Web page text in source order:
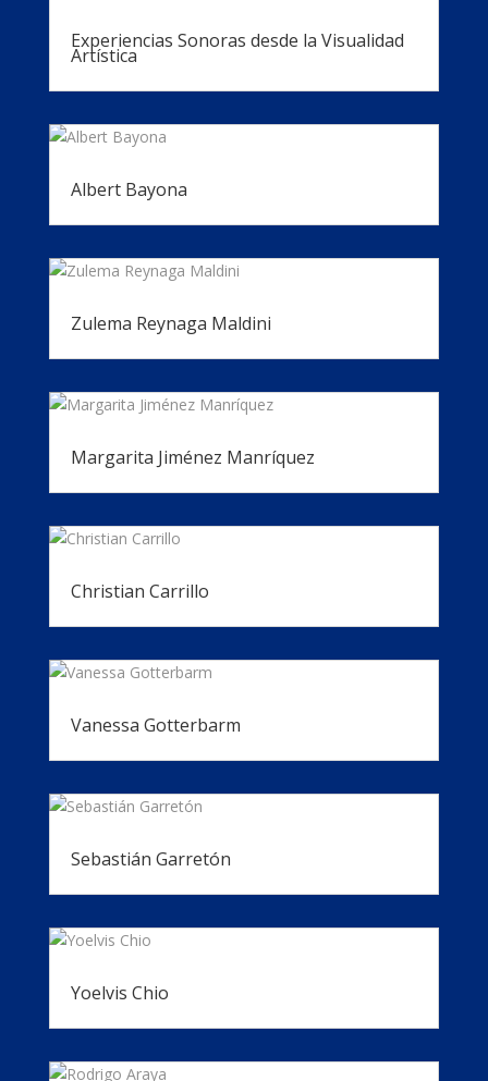
Experiencias Sonoras desde la Visualidad
Artística
Albert Bayona
Zulema Reynaga Maldini
Margarita Jiménez Manríquez
Christian Carrillo
Vanessa Gotterbarm
Sebastián Garretón
Yoelvis Chio